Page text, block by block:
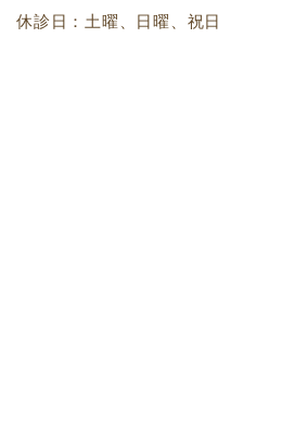
休診日：土曜、日曜、祝日